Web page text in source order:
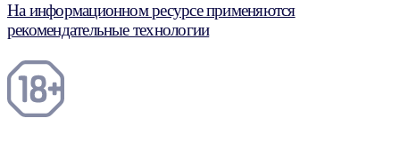
На информационном ресурсе применяются
рекомендательные технологии